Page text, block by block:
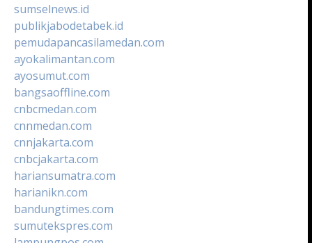
sumselnews.id
publikjabodetabek.id
pemudapancasilamedan.com
ayokalimantan.com
ayosumut.com
bangsaoffline.com
cnbcmedan.com
cnnmedan.com
cnnjakarta.com
cnbcjakarta.com
hariansumatra.com
harianikn.com
bandungtimes.com
sumutekspres.com